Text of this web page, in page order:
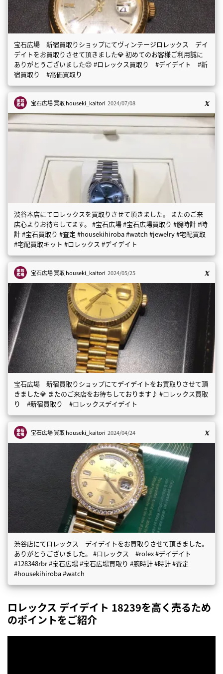
宝石広場 新宿買取りショップにてヴィンテージロレックス デイ
デイトをお買取りさせて頂きました💎 初めてのお客様ご利用誠に
ありがとうございました😊 #ロレックス買取り #デイデイト #新
宿買取り #高価買取り
宝石広場 買取houseki_kaitori 2024/07/08
渋谷本店にてロレックスを買取りさせて頂きました。 またのご来
店心よりお待ちしてます。 #宝石広場 #宝石広場買取り #腕時計 #時
計 #宝石買取り #査定 #housekihiroba #watch #jewelry #宅配買取
#宅配買取キット #ロレックス #デイデイト
宝石広場 買取houseki_kaitori 2024/05/25
宝石広場 新宿買取りショップにてデイデイトをお買取りさせて頂
きました💎 またのご来店をお待ちしております♪ #ロレックス買取
り #新宿買取り #ロレックスデイデイト
宝石広場 買取houseki_kaitori 2024/04/24
渋谷店にてロレックス デイデイトをお買取りさせて頂きました。
ありがとうございました。 #ロレックス #rolex #デイデイト
#128348rbr #宝石広場 #宝石広場買取り #腕時計 #時計 #査定
#housekihiroba #watch
ロレックス デイデイト 18239を高く売るため
のポイントをご紹介